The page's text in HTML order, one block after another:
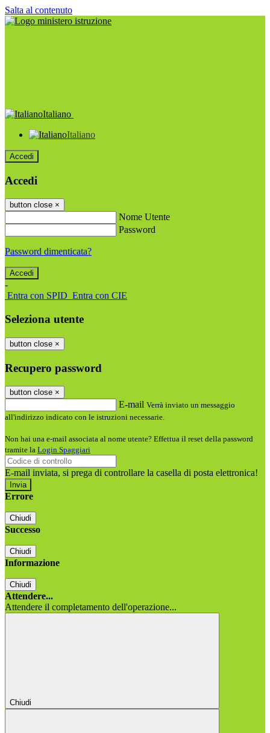
Salta al contenuto
Italiano
Italiano
Accedi
Accedi
button close ×
Nome Utente
Password
Password dimenticata?
-
Entra con SPID Entra con CIE
Seleziona utente
button close ×
Recupero password
button close ×
E-mail Verrà inviato un messaggio
all'indirizzo indicato con le istruzioni necessarie.
Non hai una e-mail associata al nome utente? Effettua il reset della password
tramite la Login Spaggiari
E-mail inviata, si prega di controllare la casella di posta elettronica!
Errore
Chiudi
Successo
Chiudi
Informazione
Chiudi
Attendere...
Attendere il completamento dell'operazione...
Chiudi